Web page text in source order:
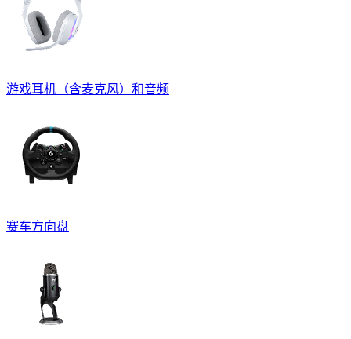
游戏耳机（含麦克风）和音频
赛车方向盘